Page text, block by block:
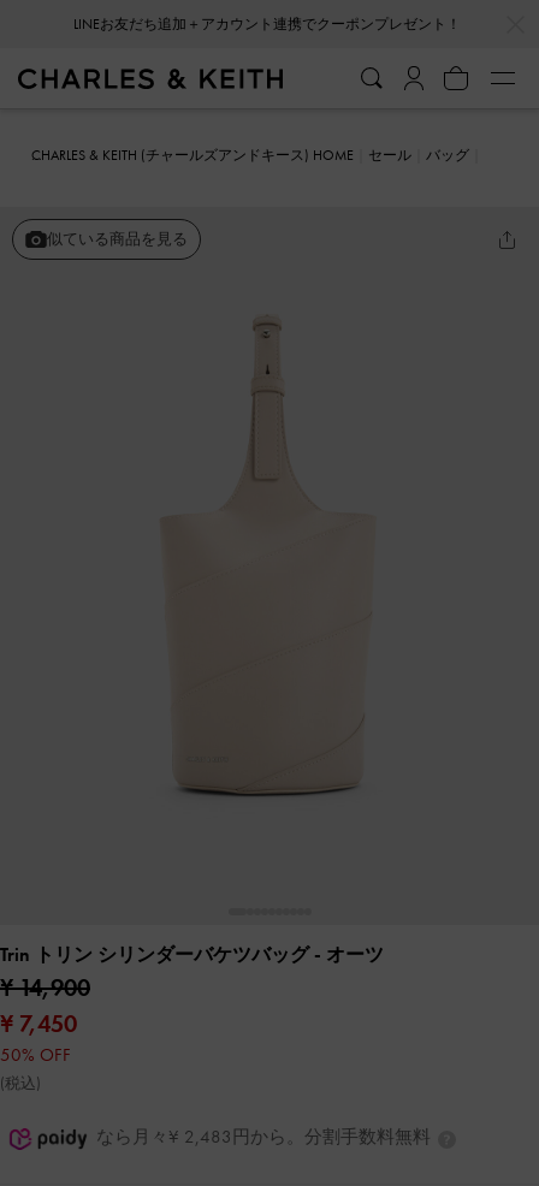
LINEお友だち追加＋アカウント連携でクーポンプレゼント！
CHARLES & KEITH (チャールズアンドキース) HOME セール
バッグ
似ている商品を見る
Trin トリン シリンダーバケツバッグ- オーツ
¥ 14,900
¥ 7,450
50% OFF
(税込)
なら月々¥ 2,483円から。分割手数料無料